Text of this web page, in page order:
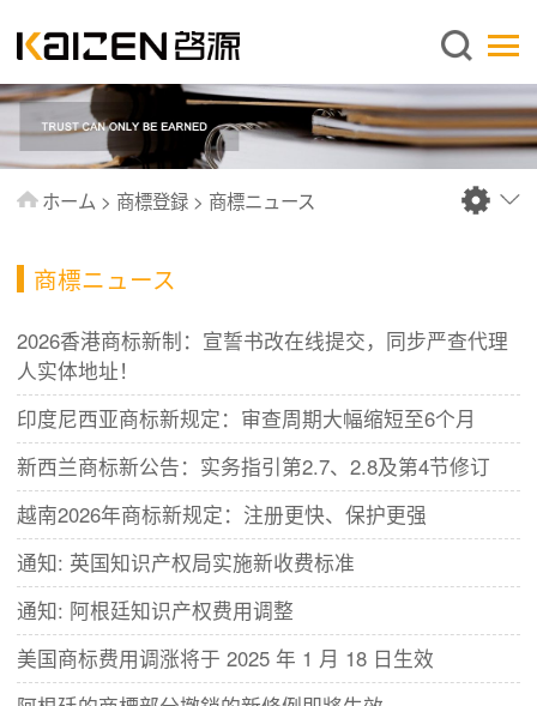
日本語
企業情報
事業内容
ニュース
よくあるご質問
お問い合わせ
ホーム > 商標登録 > 商標ニュース
商標ニュース
2026香港商标新制：宣誓书改在线提交，同步严查代理
人实体地址！
印度尼西亚商标新规定：审查周期大幅缩短至6个月
新西兰商标新公告：实务指引第2.7、2.8及第4节修订
越南2026年商标新规定：注册更快、保护更强
通知: 英国知识产权局实施新收费标准
通知: 阿根廷知识产权费用调整
美国商标费用调涨将于 2025 年 1 月 18 日生效